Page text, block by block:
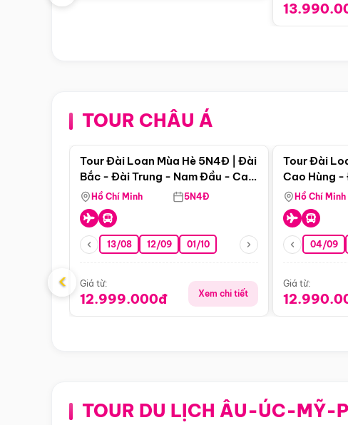
TOUR CHÂU ÁĐiểm nổi bật
Tour Đài Loan Mùa Hè 5N4Đ | Đài
Bắc - Đài Trung - Nam Đầu - Cao
Hùng ( Bay Vn)
Hồ Chí Minh 5N4Đ
13/08 12/09 01/10
Giá từ:
12.999.000đ Xem chi tiết
Tour Đài
Cao Hùng
(Bay Vj)
Hồ Chí Minh
04/09
Giá từ:
‹
TOUR DU LỊCH ÂU-ÚC-MỸ-
Điểm nổi bật